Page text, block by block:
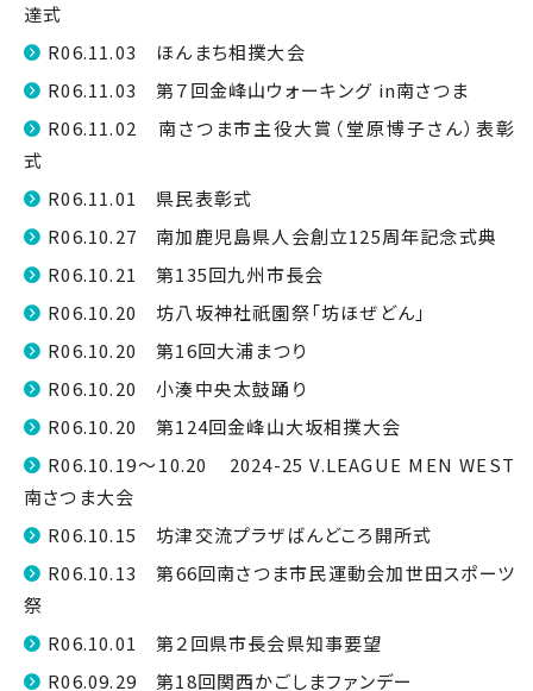
達式
R06.11.03 ほんまち相撲大会
R06.11.03 第７回金峰山ウォーキング in南さつま
R06.11.02 南さつま市主役大賞（堂原博子さん）表彰
式
R06.11.01 県民表彰式
R06.10.27 南加鹿児島県人会創立125周年記念式典
R06.10.21 第135回九州市長会
R06.10.20 坊八坂神社祇園祭「坊ほぜどん」
R06.10.20 第16回大浦まつり
R06.10.20 小湊中央太鼓踊り
R06.10.20 第124回金峰山大坂相撲大会
R06.10.19～10.20 2024-25 V.LEAGUE MEN WEST
南さつま大会
R06.10.15 坊津交流プラザばんどころ開所式
R06.10.13 第66回南さつま市民運動会加世田スポーツ
祭
R06.10.01 第２回県市長会県知事要望
R06.09.29 第18回関西かごしまファンデー